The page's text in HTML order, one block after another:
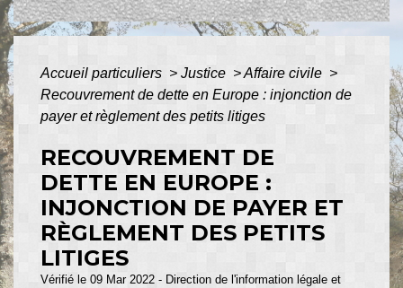
Accueil particuliers > Justice >Affaire civile >
Recouvrement de dette en Europe : injonction de
payer et règlement des petits litiges
RECOUVREMENT DE
DETTE EN EUROPE :
INJONCTION DE PAYER ET
RÈGLEMENT DES PETITS
LITIGES
Vérifié le 09 Mar 2022 - Direction de l'information légale et